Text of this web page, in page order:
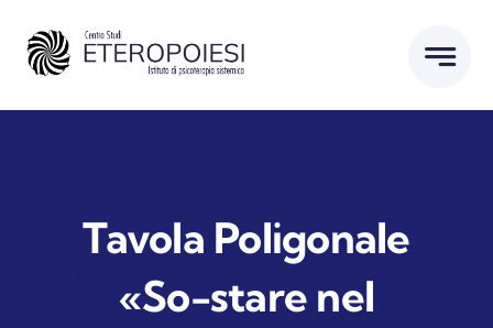
contenuto
Tavola Poligonale
«So-stare nel